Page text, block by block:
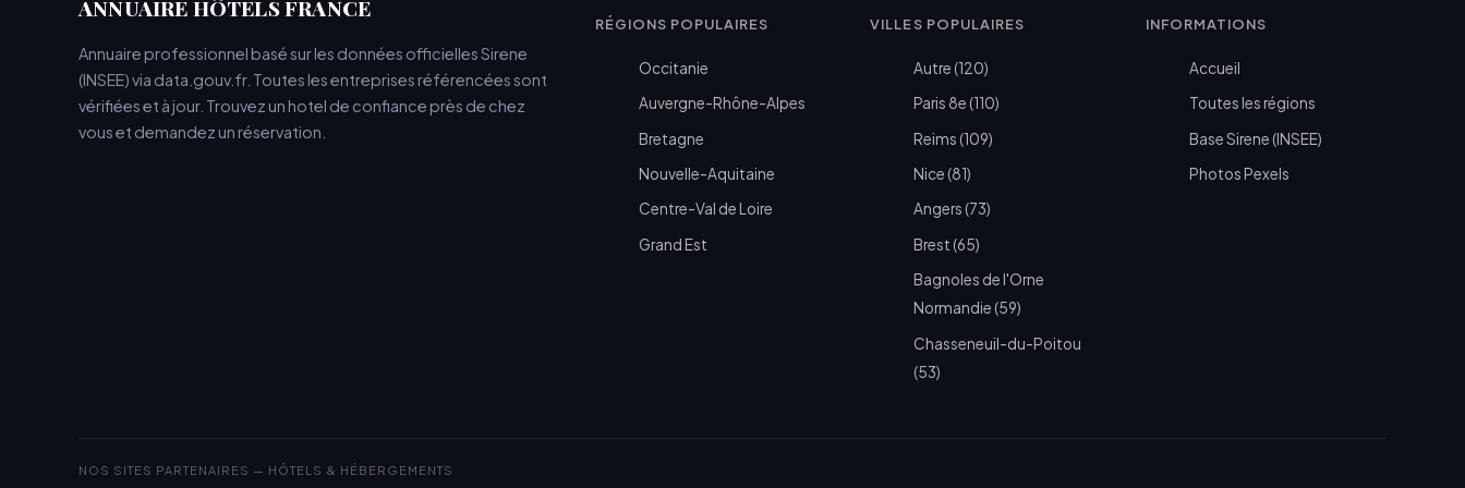
ANNUAIRE HÔTELS FRANCE
Annuaire professionnel basé sur les données officielles Sirene
(INSEE) via data.gouv.fr. Toutes les entreprises référencées sont
vérifiées et à jour. Trouvez un hotel de confiance près de chez
vous et demandez un réservation.
RÉGIONS POPULAIRES
Occitanie
Auvergne-Rhône-Alpes
Bretagne
Nouvelle-Aquitaine
Centre-Val de Loire
Grand Est
VILLES POPULAIRES
Autre (120)
Paris 8e (110)
Reims (109)
Nice (81)
Angers (73)
Brest (65)
Bagnoles de l'Orne
Normandie (59)
Chasseneuil-du-Poitou
(53)
INFORMATIONS
Accueil
Toutes les régions
Base Sirene (INSEE)
Photos Pexels
NOS SITES PARTENAIRES — HÔTELS & HÉBERGEMENTS